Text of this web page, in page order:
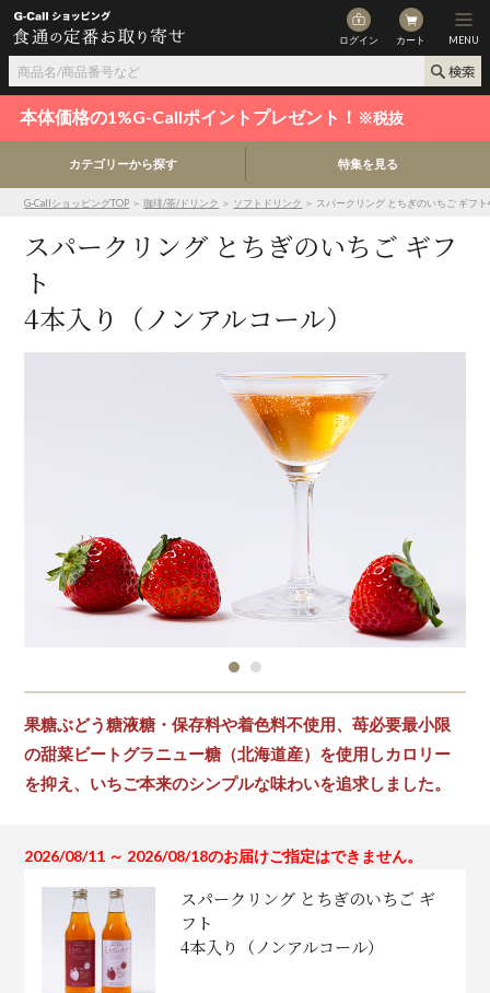
ログイン カート MENU
本体価格の1%G-Callポイントプレゼント！ ※税抜
カテゴリーから探す 特集を見る
G-CallショッピングTOP ＞珈琲/茶/ドリンク ＞ ソフトドリンク ＞ スパークリング とちぎのいちご ギフ
スパークリング とちぎのいちご ギフ
ト
4本入り（ノンアルコール）
果糖ぶどう糖液糖・保存料や着色料不使用、苺必要最小限
の甜菜ビートグラニュー糖（北海道産）を使用しカロリー
を抑え、いちご本来のシンプルな味わいを追求しました。
2026/08/11 ～ 2026/08/18のお届けご指定はできません。
スパークリング とちぎのいちご ギ
フト
4本入り（ノンアルコール）